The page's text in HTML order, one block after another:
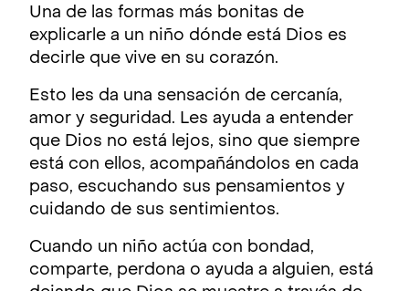
Una de las formas más bonitas de
explicarle a un niño dónde está Dios es
decirle que vive en su corazón.
Esto les da una sensación de cercanía,
amor y seguridad. Les ayuda a entender
que Dios no está lejos, sino que siempre
está con ellos, acompañándolos en cada
paso, escuchando sus pensamientos y
cuidando de sus sentimientos.
Cuando un niño actúa con bondad,
comparte, perdona o ayuda a alguien, está